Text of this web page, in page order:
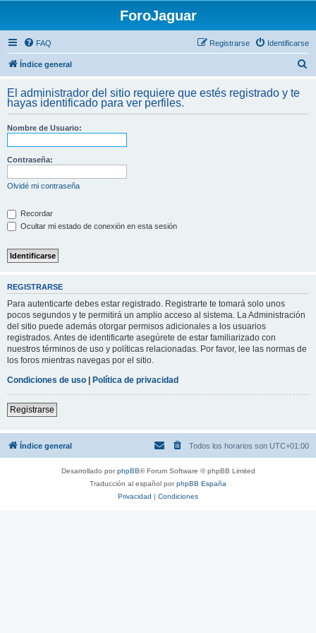
ForoJaguar
FAQ Identificarse
Registrarse
Índice general
c
El administrador del sitio requiere que estés registrado y te
hayas identificado para ver perfiles.
Nombre de Usuario:
Contraseña:
Olvidé mi contraseña
Recordar
Ocultar mi estado de conexión en esta sesión
REGISTRARSE
Para autenticarte debes estar registrado. Registrarte te tomará solo unos
pocos segundos y te permitirá un amplio acceso al sistema. La Administración
del sitio puede además otorgar permisos adicionales a los usuarios
registrados. Antes de identificarte asegúrete de estar familiarizado con
nuestros términos de uso y políticas relacionadas. Por favor, lee las normas de
los foros mientras navegas por el sitio.
Condiciones de uso | Política de privacidad
Registrarse
Índice general Todos los horarios son UTC+01:00
Desarrollado porphpBB® Forum Software © phpBB Limited
Traducción al español porphpBB España
Privacidad | Condiciones